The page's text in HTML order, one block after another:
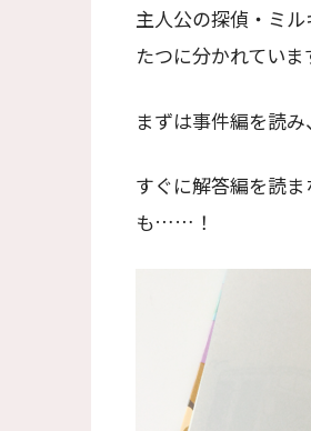
主人公の探偵・ミ
たつに分かれていま
まずは事件編を読
すぐに解答編を読
も……！